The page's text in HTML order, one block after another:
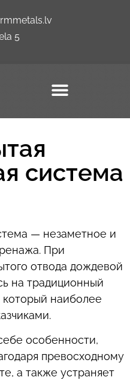
5
система
— незаметное и
При
отвода дождевой
на традиционный
наиболее
особенности,
превосходному
а также устраняет